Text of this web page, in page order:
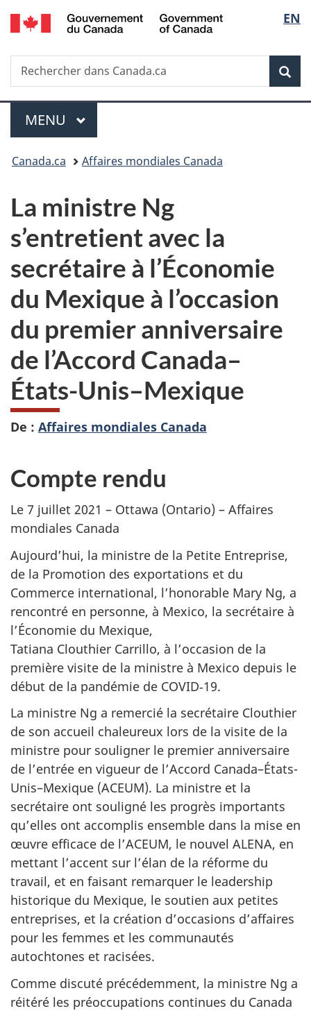
Passer
au
principal
Passer
à
Au
du
Passer
à
version
simplifiée
de
la
EN
Recherche
Rechercher
dans
Menu
MENU PRINCIPAL
Vous
ici :
Canada.ca Affaires mondiales Canada
La ministre Ng
s’entretient avec la
secrétaire à l’Économie
du Mexique à l’occasion
du premier anniversaire
de l’Accord Canada–
États-Unis–Mexique
De : Affaires mondiales Canada
Compte rendu
Le 7 juillet 2021 – Ottawa (Ontario) – Affaires
mondiales Canada
Aujourd’hui, la ministre de la Petite Entreprise,
de la Promotion des exportations et du
Commerce international, l’honorable Mary Ng, a
rencontré en personne, à Mexico, la secrétaire à
l’Économie du Mexique,
Tatiana Clouthier Carrillo, à l’occasion de la
première visite de la ministre à Mexico depuis le
début de la pandémie de COVID‑19.
La ministre Ng a remercié la secrétaire Clouthier
de son accueil chaleureux lors de la visite de la
ministre pour souligner le premier anniversaire
de l’entrée en vigueur de l’Accord Canada–États-
Unis–Mexique (ACEUM). La ministre et la
secrétaire ont souligné les progrès importants
qu’elles ont accomplis ensemble dans la mise en
œuvre efficace de l’ACEUM, le nouvel ALENA, en
mettant l’accent sur l’élan de la réforme du
travail, et en faisant remarquer le leadership
historique du Mexique, le soutien aux petites
entreprises, et la création d’occasions d’affaires
pour les femmes et les communautés
autochtones et racisées.
Comme discuté précédemment, la ministre Ng a
réitéré les préoccupations continues du Canada